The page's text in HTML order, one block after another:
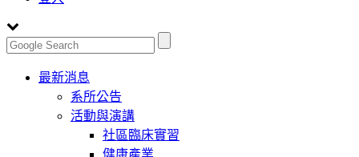
Toggle
navigation
最新消息
系所公告
活動與演講
社區臨床實習
健康產業